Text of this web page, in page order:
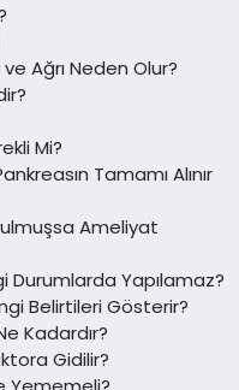
Ağrı Neden Olur?
Mi?
Tamamı Alınır
Ameliyat
Durumlarda Yapılamaz?
Belirtileri Gösterir?
Kadardır?
Gidilir?